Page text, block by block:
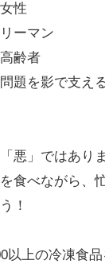
性
ーマン
齢者
題を影で支え
悪」ではあり
食べながら、
！
以上の冷凍食